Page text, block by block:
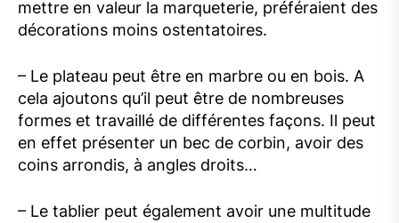
mettre en valeur la marqueterie, préféraient des
décorations moins ostentatoires.
– Le plateau peut être en marbre ou en bois. A
cela ajoutons qu’il peut être de nombreuses
formes et travaillé de différentes façons. Il peut
en effet présenter un bec de corbin, avoir des
coins arrondis, à angles droits…
– Le tablier peut également avoir une multitude